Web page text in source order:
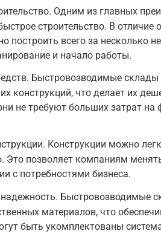
Одним из главных
строительство. В
построить всего за несколько
и начало работы.
Быстровозводимые склады
конструкций, что делает их
не требуют больших затрат
Конструкции можно
Это позволяет компаниям
с потребностями бизнеса.
Быстровозводимые
материалов, что
быть укомплектованы